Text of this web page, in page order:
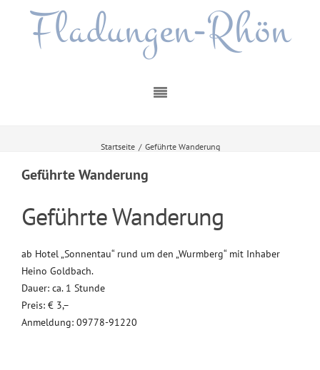
Fladungen-Rhön
Startseite / Geführte Wanderung
Geführte Wanderung
Geführte Wanderung
ab Hotel „Sonnentau“ rund um den „Wurmberg“ mit Inhaber
Heino Goldbach.
Dauer: ca. 1 Stunde
Preis: € 3,–
Anmeldung: 09778-91220